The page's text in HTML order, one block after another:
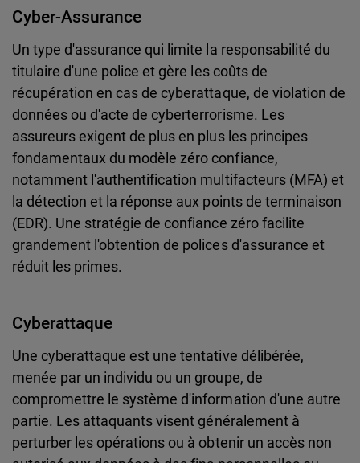
Cyber-Assurance
Un type d'assurance qui limite la responsabilité du
titulaire d'une police et gère les coûts de
récupération en cas de cyberattaque, de violation de
données ou d'acte de cyberterrorisme. Les
assureurs exigent de plus en plus les principes
fondamentaux du modèle zéro confiance,
notamment l'authentification multifacteurs (MFA) et
la détection et la réponse aux points de terminaison
(EDR). Une stratégie de confiance zéro facilite
grandement l'obtention de polices d'assurance et
réduit les primes.
Cyberattaque
Une cyberattaque est une tentative délibérée,
menée par un individu ou un groupe, de
compromettre le système d'information d'une autre
partie. Les attaquants visent généralement à
perturber les opérations ou à obtenir un accès non